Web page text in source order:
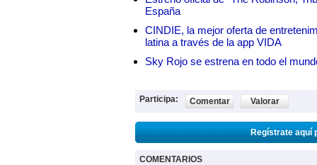
España
CINDIE, la mejor oferta de
latina a través de la app VIDA
Sky Rojo se estrena en todo el
Participa: Comentar Valorar
Regístrate aquí
COMENTARIOS